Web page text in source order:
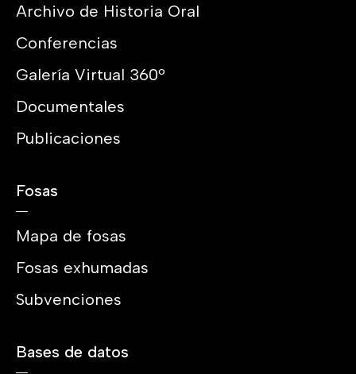
Archivo de Historia Oral
Conferencias
Galería Virtual 360º
Documentales
Publicaciones
Fosas
Mapa de fosas
Fosas exhumadas
Subvenciones
Bases de datos